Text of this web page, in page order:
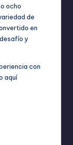
ocho
de
en
y
con
aquí